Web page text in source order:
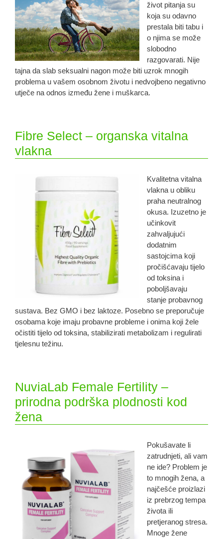
život pitanja su
koja su odavno
prestala biti tabu i
o njima se može
slobodno
razgovarati. Nije
tajna da slab seksualni nagon može biti uzrok mnogih
problema u vašem osobnom životu i nedvojbeno negativno
utječe na odnos između žene i muškarca.
Fibre Select – organska vitalna
vlakna
Kvalitetna vitalna
vlakna u obliku
praha neutralnog
okusa. Izuzetno je
učinkovit
zahvaljujući
dodatnim
sastojcima koji
pročišćavaju tijelo
od toksina i
poboljšavaju
stanje probavnog
sustava. Bez GMO i bez laktoze. Posebno se preporučuje
osobama koje imaju probavne probleme i onima koji žele
očistiti tijelo od toksina, stabilizirati metabolizam i regulirati
tjelesnu težinu.
NuviaLab Female Fertility –
prirodna podrška plodnosti kod
žena
Pokušavate li
zatrudnjeti, ali vam
ne ide? Problem je
to mnogih žena, a
najčešće proizlazi
iz prebrzog tempa
života ili
pretjeranog stresa.
Mnoge žene